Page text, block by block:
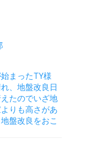
まったTY様
、地盤改良日
たのでいざ地
りも高さがあ
盤改良をおこ